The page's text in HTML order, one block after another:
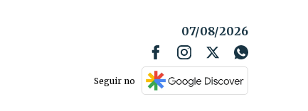
07/08/2026
Seguir no